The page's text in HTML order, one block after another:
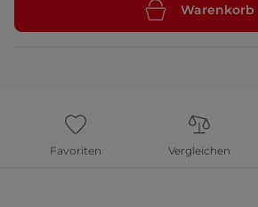
Warenkorb
Favoriten Vergleichen